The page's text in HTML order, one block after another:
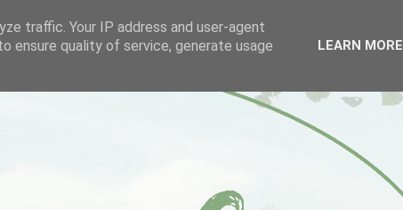
traffic. Your IP address and user-agent
ensure quality of service, generate usage
LEARN MORE